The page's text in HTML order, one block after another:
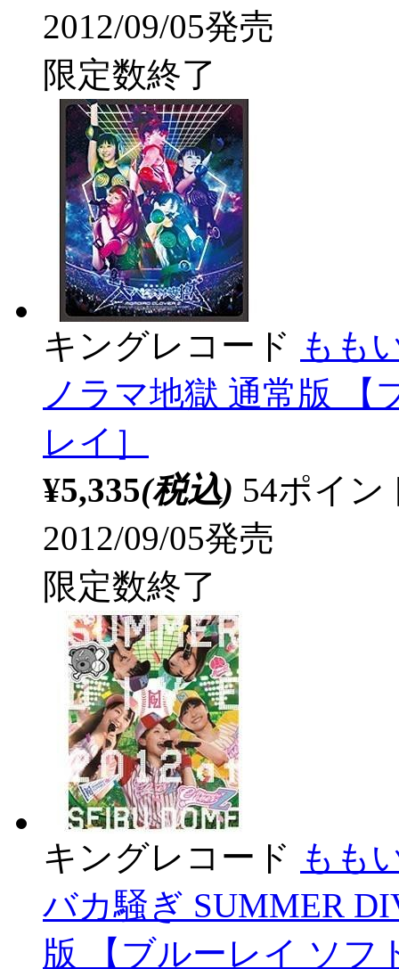
2012/09/05発売
限定数終了
キングレコード もも
ノラマ地獄 通常版 【
レイ］
¥5,335(税込) 54ポイ
2012/09/05発売
限定数終了
キングレコード もも
バカ騒ぎ SUMMER
版 【ブルーレイ ソフ